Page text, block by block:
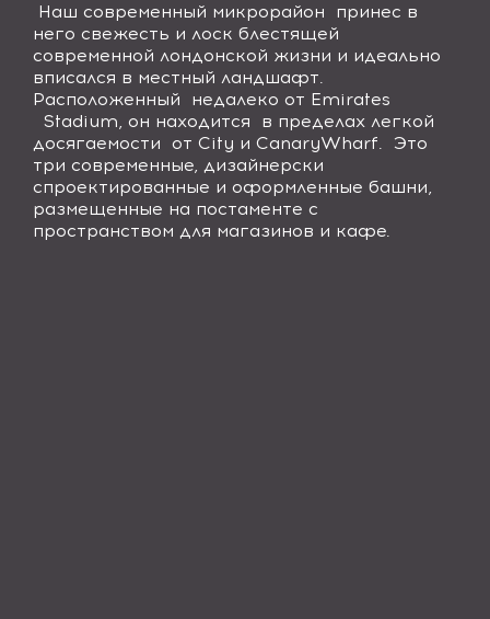
Наш современный микрорайон принес в
него свежесть и лоск блестящей
современной лондонской жизни и идеально
вписался в местный ландшафт.
Расположенный недалеко от Emirates
Stadium, он находится в пределах легкой
досягаемости от City и CanaryWharf. Это
три современные, дизайнерски
спроектированные и оформленные башни,
размещенные на постаменте с
пространством для магазинов и кафе.